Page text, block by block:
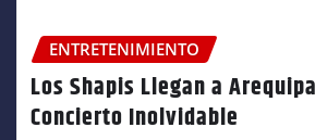
ENTRETENIMIENTO
Los Shapis Llegan a
Concierto Inolvidable